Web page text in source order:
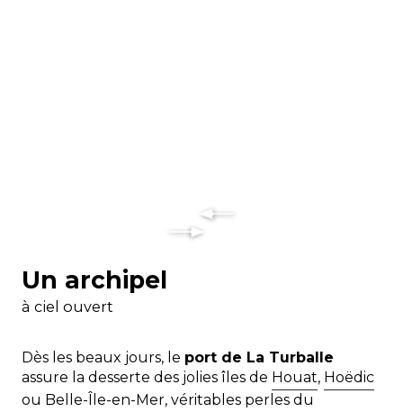
Un archipel
à ciel ouvert
Dès les beaux jours, le port de La Turballe
assure la desserte des jolies îles de Houat, Hoëdic
ou Belle-Île-en-Mer, véritables perles du